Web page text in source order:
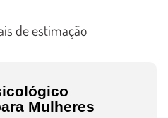
de estimação
Mulheres